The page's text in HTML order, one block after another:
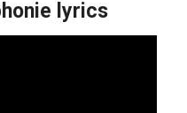
lyrics